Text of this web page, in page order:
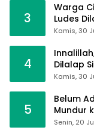
3
Warga
Ludes
Kamis, 30
4
Dilalap
Kamis, 30
5
Belum
Mundur
Senin, 20